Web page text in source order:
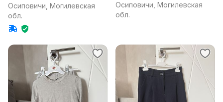
Осиповичи, Могилевская
обл.
Осиповичи, Могилевская
обл.